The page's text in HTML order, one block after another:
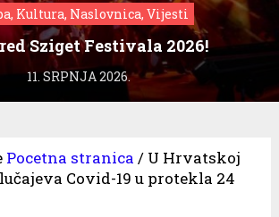
Kultura, Naslovnica, Vijesti
Sziget Festivala 2026!
11. SRPNJA 2026.
Pocetna stranica / U Hrvatskoj
Covid-19 u protekla 24